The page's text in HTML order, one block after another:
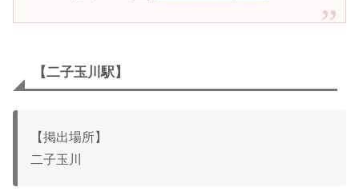
【二子玉川駅】
【掲出場所】
二子玉川